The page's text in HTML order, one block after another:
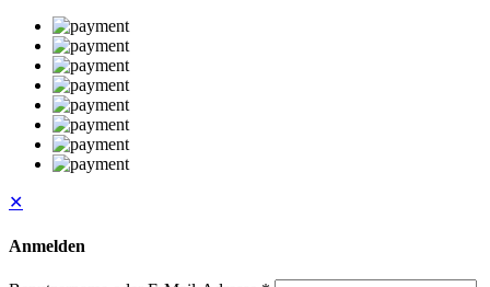
✕
Anmelden